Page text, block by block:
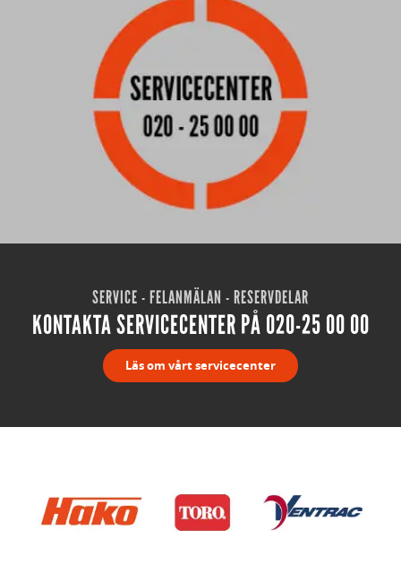
SERVICE - FELANMÄLAN - RESERVDELAR
KONTAKTA SERVICECENTER PÅ 020-25 00 00
Läs om vårt servicecenter